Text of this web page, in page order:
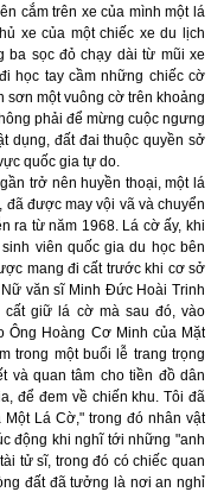
cắm trên xe của mình một lá
xe của một chiếc xe du lịch
ba sọc đỏ chạy dài từ mũi xe
học tay cầm những chiếc cờ
sơn một vuông cờ trên khoảng
phải để mừng cuộc ngưng
dụng, đất đai thuộc quyền sở
quốc gia tự do.
trở nên huyền thoại, một lá
đã được may vội vã và chuyển
ra từ năm 1968. Lá cờ ấy, khi
viên quốc gia du học bên
mang đi cất trước khi cơ sở
văn sĩ Minh Đức Hoài Trinh
giữ lá cờ mà sau đó, vào
Ông Hoàng Cơ Minh của Mặt
trong một buổi lễ trang trọng
và quan tâm cho tiền đồ dân
để đem về chiến khu. Tôi đã
Lá Cờ," trong đó nhân vật
động khi nghĩ tới những "anh
tử sĩ, trong đó có chiếc quan
đất đã tưởng là nơi an nghỉ